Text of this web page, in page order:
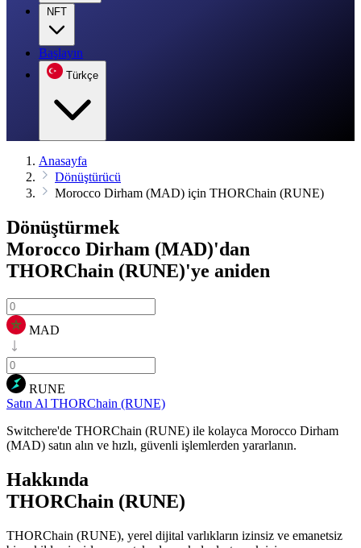
NFT
Başlayın
Türkçe
Anasayfa
Dönüştürücü
Morocco Dirham (MAD) için THORChain (RUNE)
Dönüştürmek
Morocco Dirham (MAD)'dan
THORChain (RUNE)'ye aniden
MAD
RUNE
Satın Al THORChain (RUNE)
Switchere'de THORChain (RUNE) ile kolayca Morocco Dirham
(MAD) satın alın ve hızlı, güvenli işlemlerden yararlanın.
Hakkında
THORChain (RUNE)
THORChain (RUNE), yerel dijital varlıkların izinsiz ve emanetsiz